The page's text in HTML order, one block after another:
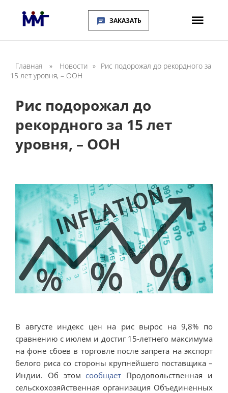
ЗАКАЗАТЬ
Главная » Новости » Рис подорожал до рекордного за
15 лет уровня, – ООН
Рис подорожал до
рекордного за 15 лет
уровня, – ООН
В августе индекс цен на рис вырос на 9,8% по
сравнению с июлем и достиг 15-летнего максимума
на фоне сбоев в торговле после запрета на экспорт
белого риса со стороны крупнейшего поставщика –
Индии. Об этом сообщает Продовольственная и
сельскохозяйственная организация Объединенных